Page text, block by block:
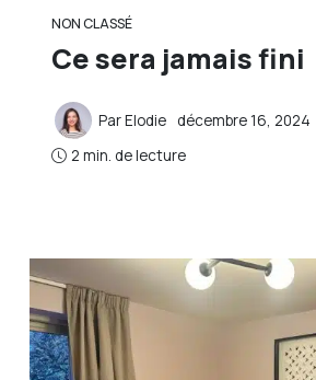
NON CLASSÉ
Ce sera jamais fini
ParElodie
décembre 16, 2024
2 min. de lecture